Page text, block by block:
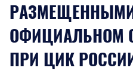
ОФИЦИАЛЬНОМ
ПРИ ЦИК